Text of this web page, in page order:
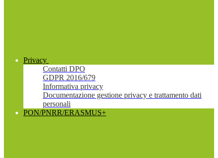
Privacy
Contatti DPO
GDPR 2016/679
Informativa privacy
Documentazione gestione privacy e trattamento dati
personali
PON/PNRR/ERASMUS+